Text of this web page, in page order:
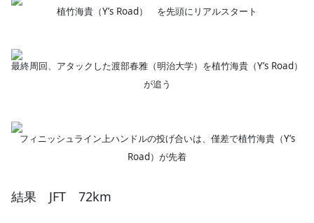
植竹海貴（Y’s Road） を先頭にリアルスタート
最終周回、アタックした渡部春雅（明治大学）を植竹海貴（Y’s Road）
が追う
フィニッシュライン上ハンドルの投げ合いは、僅差で植竹海貴（Y’s
Road）が先着
結果 JFT 72km